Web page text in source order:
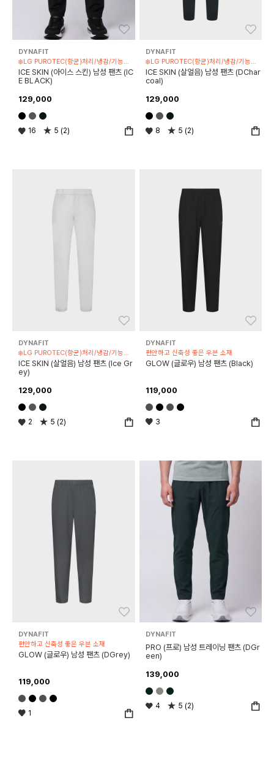
DYNAFIT
❄️LG PUROTEC(항균)처리/냉감/기능성 제품
ICE SKIN (아이스 스킨) 남성 팬츠 (IC
E BLACK)
129,000
16 5 (2)
DYNAFIT
❄️LG PUROTEC(항균)처리/냉감/기능성 제품
ICE SKIN (살얼음) 남성 팬츠 (DChar
coal)
129,000
8 5 (2)
DYNAFIT
❄️LG PUROTEC(항균)처리/냉감/기능성 제품
ICE SKIN (살얼음) 남성 팬츠 (Ice Gr
ey)
129,000
2 5 (2)
DYNAFIT
편안하고 신축성 좋은 우븐 소재
GLOW (글로우) 남성 팬츠 (Black)
119,000
3
DYNAFIT
편안하고 신축성 좋은 우븐 소재
GLOW (글로우) 남성 팬츠 (DGrey)
119,000
1
DYNAFIT
PRO (프로) 남성 트레이닝 팬츠 (DGr
een)
139,000
4 5 (2)